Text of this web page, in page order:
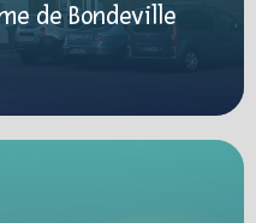
de Bondeville